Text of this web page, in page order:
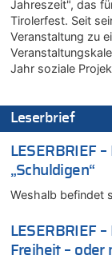
06.08.2026 -
Zurück an den
06.08.2026 -
Wasserstand
06.08.2026 -
06.08.2026 -
06.08.2026 -
Wasserstand
06.08.2026 -
FIFA-Spitze
Vorwürfe gegen
06.08.2026 -
Jahreszeit", das
Tirolerfest. Seit
Veranstaltung zu
Jahr soziale
Leserbrief
LESERBRIEF
„Schuldigen“
Weshalb befindet
LESERBRIEF
Freiheit – oder